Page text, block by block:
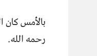
بالأمس كان
رحمه الله.